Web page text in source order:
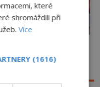
Kde se
Mary?
které
shromáždili při
Více
(1616)